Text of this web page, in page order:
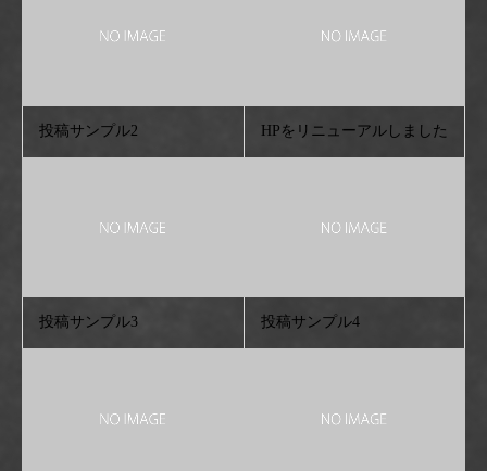
投稿サンプル2 HPをリニューアルしました
投稿サンプル3 投稿サンプル4